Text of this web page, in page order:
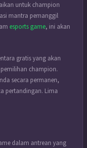
untuk champion
mantra pemanggil
esports game, ini akan
gratis yang akan
champion.
secara permanen,
pertandingan. Lima
dalam antrean yang